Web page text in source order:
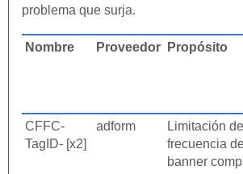
problema que surja.
Nombre Proveedor Propósito
CFFC-
TagID- [x2]
adform
Limitación de
frecuencia
banner